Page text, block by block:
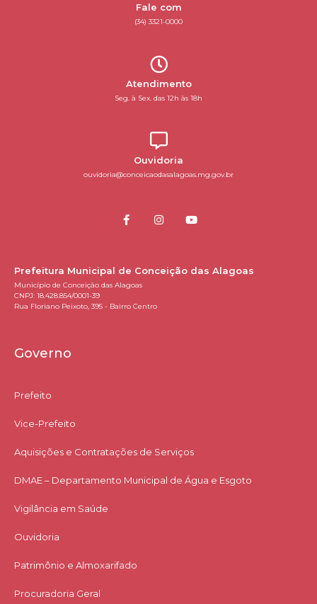
Fale com
(34) 3321-0000
Atendimento
Seg. à Sex. das 12h às 18h
Ouvidoria
ouvidoria@conceicaodasalagoas.mg.gov.br
Prefeitura Municipal de Conceição das Alagoas
Município de Conceição das Alagoas
CNPJ: 18.428.854/0001-39
Rua Floriano Peixoto, 395 - Bairro Centro
Governo
Prefeito
Vice-Prefeito
Aquisições e Contratações de Serviços​
DMAE – Departamento Municipal de Água e Esgoto
Vigilância em Saúde
Ouvidoria
Patrimônio e Almoxarifado
Procuradoria Geral